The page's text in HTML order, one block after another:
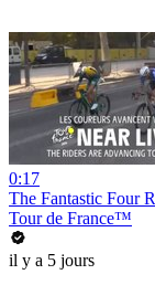
0:17
The Fantastic Four
Tour de France™
il y a 5 jours